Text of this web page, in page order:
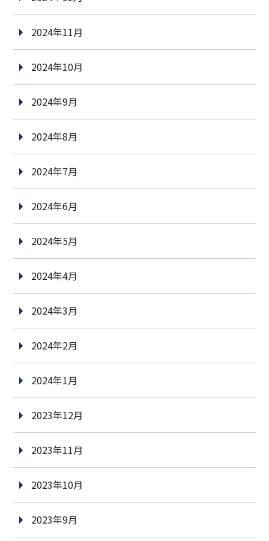
2024年11月
2024年10月
2024年9月
2024年8月
2024年7月
2024年6月
2024年5月
2024年4月
2024年3月
2024年2月
2024年1月
2023年12月
2023年11月
2023年10月
2023年9月